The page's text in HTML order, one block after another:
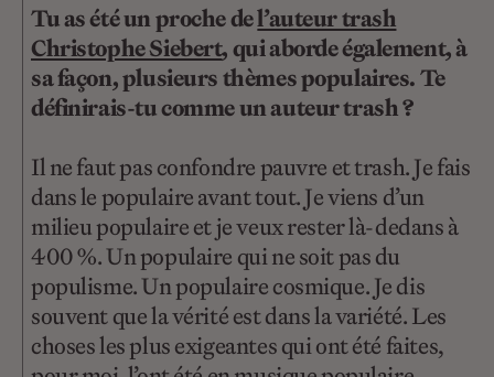
Tu as été un proche del’auteur trash
Christophe Siebert, qui aborde également, à
sa façon, plusieurs thèmes populaires. Te
définirais-tu comme un auteur trash ?
Il ne faut pas confondre pauvre et trash. Je fais
dans le populaire avant tout. Je viens d’un
milieu populaire et je veux rester là-dedans à
400 %. Un populaire qui ne soit pas du
populisme. Un populaire cosmique. Je dis
souvent que la vérité est dans la variété. Les
choses les plus exigeantes qui ont été faites,